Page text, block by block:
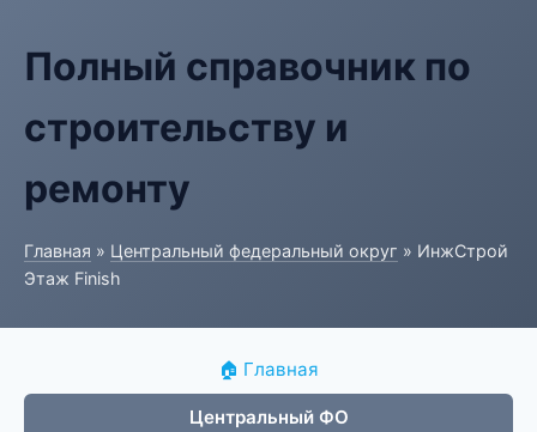
Полный справочник по
строительству и
ремонту
Главная » Центральный федеральный округ » ИнжСтрой
Этаж Finish
🏠 Главная
Центральный ФО